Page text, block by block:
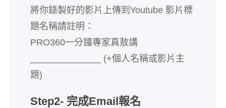
將你錄製好的影片上傳到Youtube 影片標
題名稱請註明：
PRO360一分鐘專家真敖講
______________ (+個人名稱或影片主
題)
Step2- 完成Email報名